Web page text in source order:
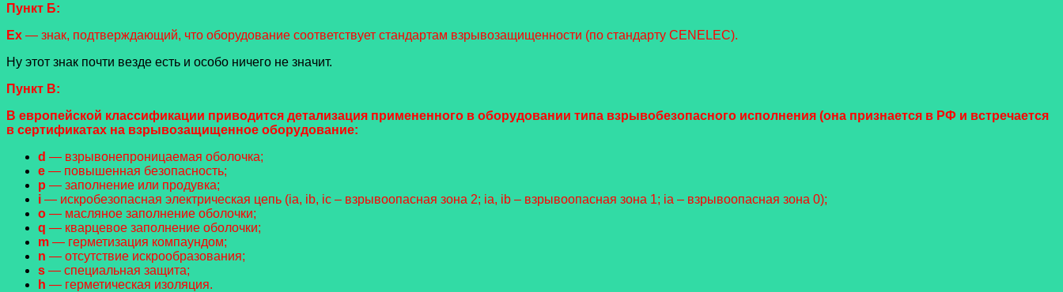
Пункт Б:
Ех — знак, подтверждающий, что оборудование соответствует стандартам взрывозащищенности (по стандарту CENELEC).
Ну этот знак почти везде есть и особо ничего не значит.
Пункт В:
В европейской классификации приводится детализация примененного в оборудовании типа взрывобезопасного исполнения (она признается в РФ и встречается
в сертификатах на взрывозащищенное оборудование:
d — взрывонепроницаемая оболочка;
е — повышенная безопасность;
р — заполнение или продувка;
i — искробезопасная электрическая цепь (ia, ib, ic – взрывоопасная зона 2; ia, ib – взрывоопасная зона 1; ia – взрывоопасная зона 0);
о — масляное заполнение оболочки;
q — кварцевое заполнение оболочки;
m — герметизация компаундом;
n — отсутствие искрообразования;
s — специальная защита;
h — герметическая изоляция.